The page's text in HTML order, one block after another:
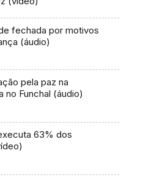
fechada por motivos
(áudio)
pela paz na
no Funchal (áudio)
63% dos